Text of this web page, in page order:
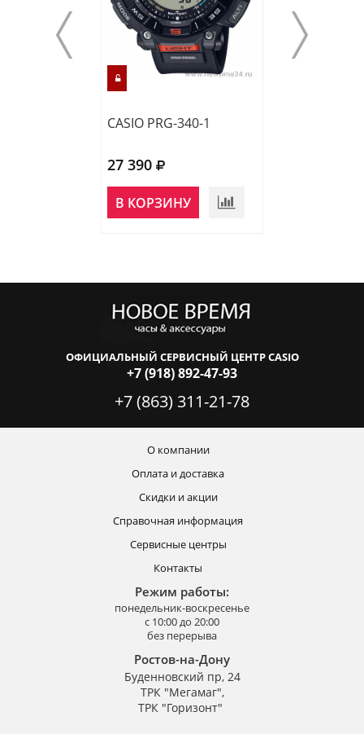
CASIO PRG-340-1
27 390
В КОРЗИНУ
ОФИЦИАЛЬНЫЙ СЕРВИСНЫЙ ЦЕНТР CASIO
+7 (918) 892-47-93
+7 (863) 311-21-78
О компании
Оплата и доставка
Скидки и акции
Справочная информация
Сервисные центры
Контакты
Режим работы:
понедельник-воскресенье
с 10:00 до 20:00
без перерыва
Ростов-на-Дону
Буденновский пр, 24
ТРК "Мегамаг",
ТРК "Горизонт"